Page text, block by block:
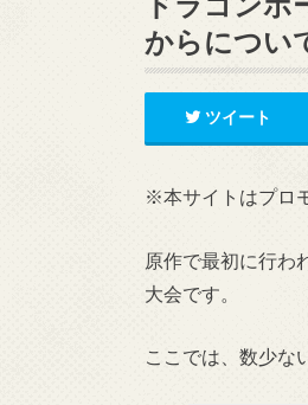
からについ
ツイート
※本サイトはプロ
原作で最初に行わ
大会です。
ここでは、数少な